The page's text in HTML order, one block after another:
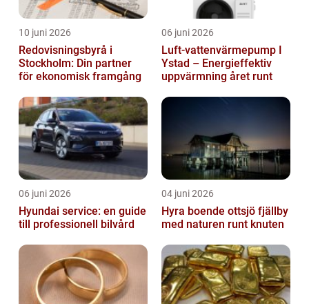
10 juni 2026
Redovisningsbyrå i
Stockholm: Din partner
för ekonomisk framgång
06 juni 2026
Luft-vattenvärmepump I
Ystad – Energieffektiv
uppvärmning året runt
06 juni 2026
Hyundai service: en guide
till professionell bilvård
04 juni 2026
Hyra boende ottsjö fjällby
med naturen runt knuten